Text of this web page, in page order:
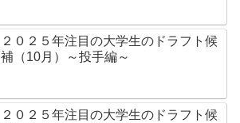
２０２５年注目の大学生のドラフト候
補（10月）～投手編～
２０２５年注目の大学生のドラフト候